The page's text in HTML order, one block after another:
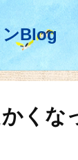
Blog
かくな